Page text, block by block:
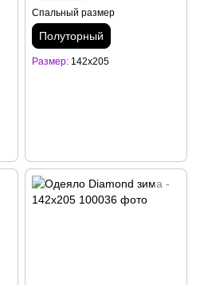
Спальный размер
Полуторный
Размер 142x205